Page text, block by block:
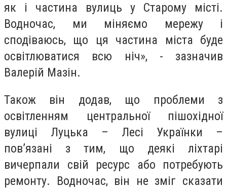
як і частина вулиць у Старому місті.
Водночас, ми міняємо мережу і
сподіваюсь, що ця частина міста буде
освітлюватися всю ніч», - зазначив
Валерій Мазін.
Також він додав, що проблеми з
освітленням центральної пішохідної
вулиці Луцька – Лесі Українки –
пов’язані з тим, що деякі ліхтарі
вичерпали свій ресурс або потребують
ремонту. Водночас, він не зміг сказати